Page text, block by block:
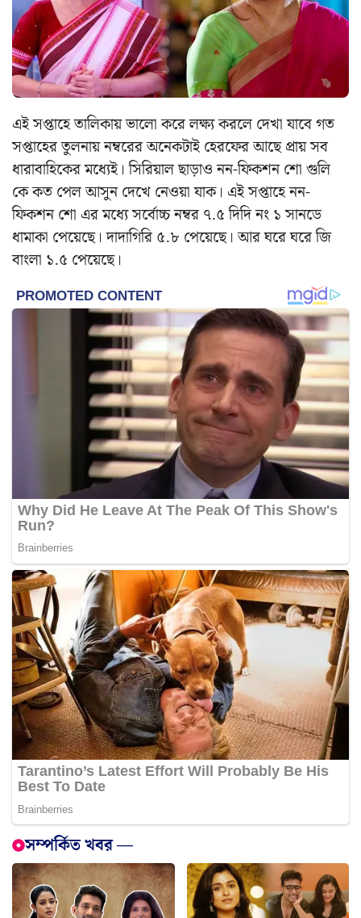
এই সপ্তাহে তালিকায় ভালো করে লক্ষ্য করলে দেখা যাবে গত
সপ্তাহের তুলনায় নম্বরের অনেকটাই হেরফের আছে প্রায় সব
ধারাবাহিকের মধ্যেই। সিরিয়াল ছাড়াও নন-ফিকশন শো গুলি
কে কত পেল আসুন দেখে নেওয়া যাক। এই সপ্তাহে নন-
ফিকশন শো এর মধ্যে সর্বোচ্চ নম্বর ৭.৫ দিদি নং ১ সানডে
ধামাকা পেয়েছে। দাদাগিরি ৫.৮ পেয়েছে। আর ঘরে ঘরে জি
বাংলা ১.৫ পেয়েছে।
সম্পর্কিত খবর —